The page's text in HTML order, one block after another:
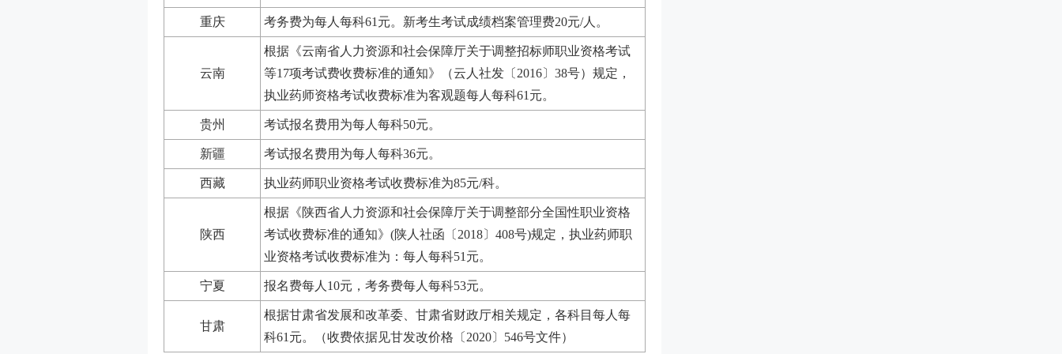
重庆 考务费为每人每科61元。新考生考试成绩档案管理费20元/人。
云南
根据《云南省人力资源和社会保障厅关于调整招标师职业资格考试
等17项考试费收费标准的通知》（云人社发〔2016〕38号）规定，
执业药师资格考试收费标准为客观题每人每科61元。
贵州 考试报名费用为每人每科50元。
新疆 考试报名费用为每人每科36元。
西藏 执业药师职业资格考试收费标准为85元/科。
陕西
根据《陕西省人力资源和社会保障厅关于调整部分全国性职业资格
考试收费标准的通知》(陕人社函〔2018〕408号)规定，执业药师职
业资格考试收费标准为：每人每科51元。
宁夏 报名费每人10元，考务费每人每科53元。
甘肃
根据甘肃省发展和改革委、甘肃省财政厅相关规定，各科目每人每
科61元。（收费依据见甘发改价格〔2020〕546号文件）